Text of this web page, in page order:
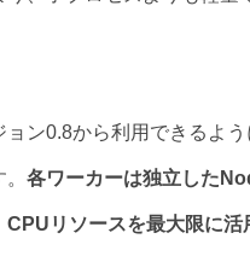
ョン0.8から利用できるよ
。各ワーカーは独立した
CPUリソースを最大限に活